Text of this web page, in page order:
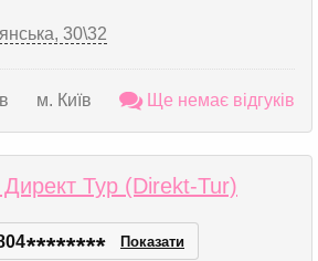
30\32
м. Київ Ще немає відгуків
Директ Тур (Direkt-Tur)
******** Показати